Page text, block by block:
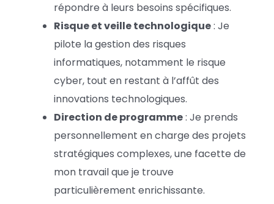
répondre à leurs besoins spécifiques.
Risque et veille technologique: Je
pilote la gestion des risques
informatiques, notamment le risque
cyber, tout en restant à l’affût des
innovations technologiques.
Direction de programme: Je prends
personnellement en charge des projets
stratégiques complexes, une facette de
mon travail que je trouve
particulièrement enrichissante.